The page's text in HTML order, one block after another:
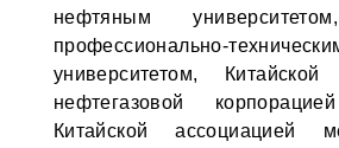
нефтяным
профессионально-
университетом, Китайской
нефтегазовой
Китайской ассоциацией